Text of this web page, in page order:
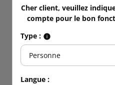
Obtenez 5% de
Cher client, veuillez
compte pour le bon
Type :
Personne
Langue :